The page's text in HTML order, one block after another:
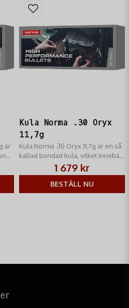
är
Kula Norma .30 Oryx
11,7g
Kula Norma .30 Oryx 11,7g är en så
kallad bondad kula, vilket innebär
att mantel och kärna är hoplödda.
1 679 kr
BESTÄLL NU